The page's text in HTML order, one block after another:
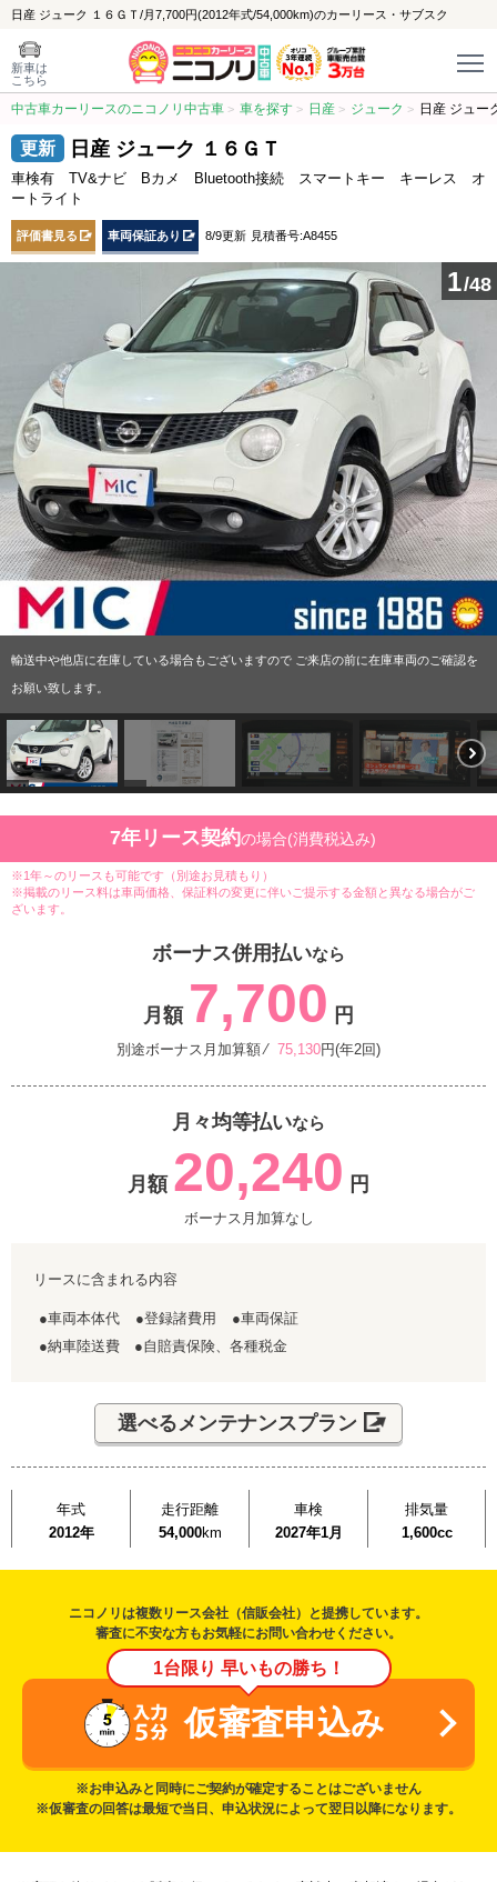
日産 ジューク １６ＧＴ/月7,700円(2012年式/54,000km)のカーリース・サブスク
新車は
こちら
中古車カーリースのニコノリ中古車 車を探す 日産 ジューク 日産 ジュー
日産 ジューク １６ＧＴ
車検有 TV&ナビ Bカメ Bluetooth接続 スマートキー キーレス オ
ートライト
評価書見る 車両保証あり 8/9更新 見積番号:A8455
1/48
輸送中や他店に在庫している場合もございますので ご来店の前に在庫車両のご確認を
お願い致します。
7年リース契約の場合(消費税込み)
※1年～のリースも可能です（別途お見積もり）
※掲載のリース料は車両価格、保証料の変更に伴いご提示する金額と異なる場合がご
ざいます。
ボーナス併用払いなら
月額 7,700 円
別途ボーナス月加算額 ⁄ 75,130円(年2回)
月々均等払いなら
月額 20,240 円
ボーナス月加算なし
リースに含まれる内容
●車両本体代 ●登録諸費用
●車両保証
●納車陸送費 ●自賠責保険、各種税金
選べるメンテナンスプラン
年式
2012年
走行距離
54,000km
車検
2027年1月
排気量
1,600cc
ニコノリは複数リース会社（信販会社）と提携しています。
審査に不安な方もお気軽にお問い合わせください。
1台限り 早いもの勝ち！
仮審査申込み
※お申込みと同時にご契約が確定することはございません
※仮審査の回答は最短で当日、申込状況によって翌日以降になります。